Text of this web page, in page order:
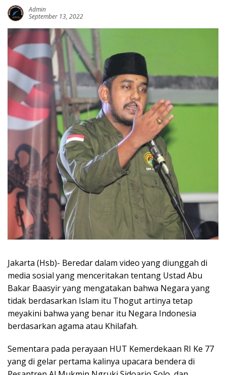
Admin
September 13, 2022
Jakarta (Hsb)- Beredar dalam video yang diunggah di
media sosial yang menceritakan tentang Ustad Abu
Bakar Baasyir yang mengatakan bahwa Negara yang
tidak berdasarkan Islam itu Thogut artinya tetap
meyakini bahwa yang benar itu Negara Indonesia
berdasarkan agama atau Khilafah.
Sementara pada perayaan HUT Kemerdekaan RI Ke 77
yang di gelar pertama kalinya upacara bendera di